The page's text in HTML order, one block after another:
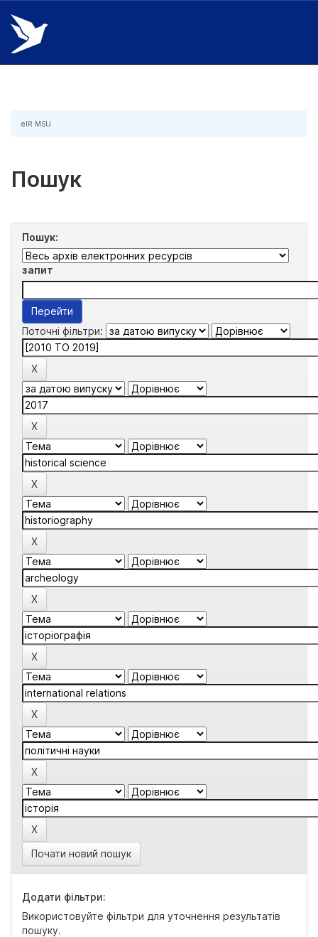
Skip
navigation
eIR MSU
Пошук
Пошук:
запит
Поточні фільтри:
Почати новий пошук
Додати фільтри:
Використовуйте фільтри для уточнення результатів
пошуку.